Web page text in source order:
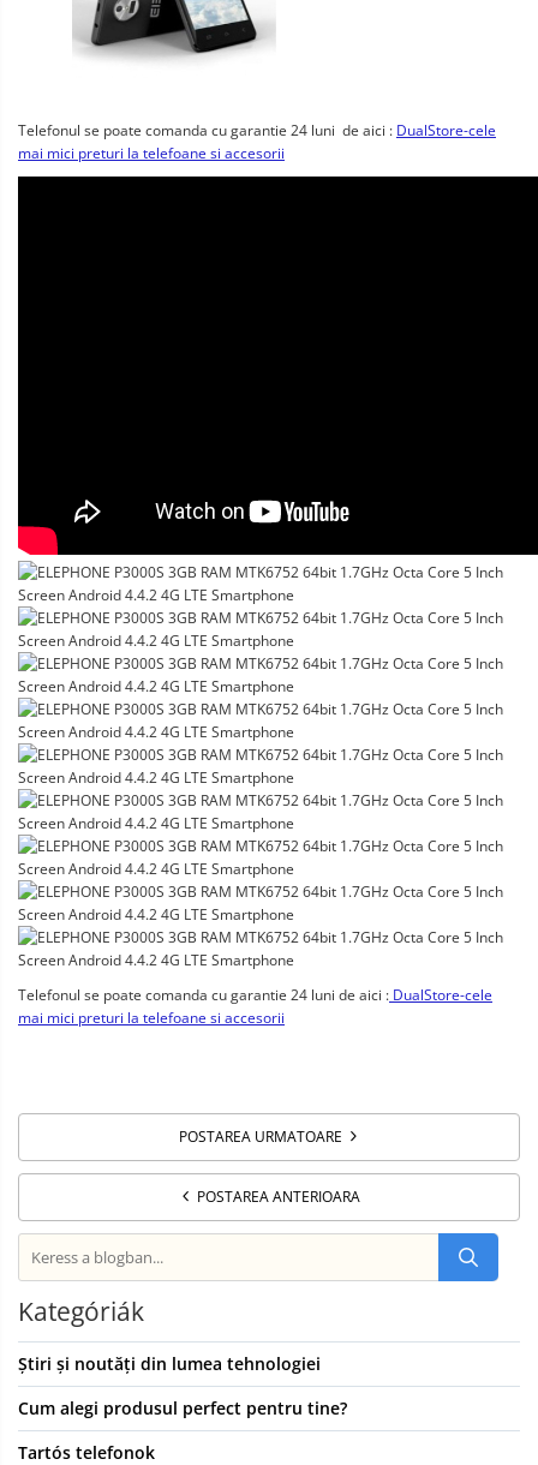
Telefonul se poate comanda cu garantie 24 luni de aici : DualStore-cele
mai mici preturi la telefoane si accesorii
Telefonul se poate comanda cu garantie 24 luni de aici : DualStore-cele
mai mici preturi la telefoane si accesorii
POSTAREA URMATOARE
POSTAREA ANTERIOARA
Kategóriák
Știri și noutăți din lumea tehnologiei
Cum alegi produsul perfect pentru tine?
Tartós telefonok